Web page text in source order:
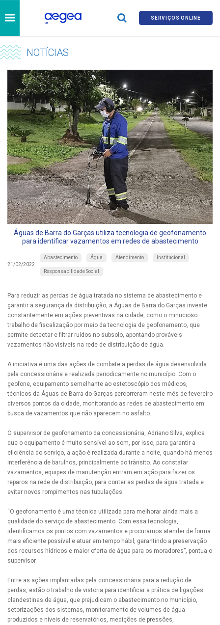
SERVIÇOS ONLINE
NOTÍCIAS
Águas de Barra do Garças utiliza tecnologia de geofonamento
para identificar vazamentos em redes de abastecimento
21/02/2022
Abastecimento Água Atendimento Institucional
Responsabilidade Social
Para reduzir as perdas de água tratada no sistema de abastecimento e
garantir a segurança da distribuição, a Águas de Barra do Garças investe
constantemente em ações preventivas na cidade, como o minucioso
trabalho de fiscalização por meio da tecnologia de geofonamento, que
permite detectar e filtrar ruídos no subsolo, apontando prováveis
vazamentos não visíveis na rede de distribuição de água.
A iniciativa é uma das ações de combate a perdas de água desenvolvida
pela concessionária e realizada periodicamente no município. Com o
geofone, equipamento semelhante ao estetoscópio dos médicos,
técnicos da Águas de Barra do Garças percorreram neste mês de fevereiro
diversos pontos da cidade, monitorando as redes de abastecimento em
busca de vazamentos que não aparecem no asfalto.
O supervisor de geofonamento da concessionária, Adriano Silva, explica
que o equipamento é muito sensível ao som, por isso, para garantir a
eficiência do serviço, a ação é realizada durante a noite, quando há menos
interferência de barulhos, principalmente do trânsito. Ao constatar
vazamentos, equipes de manutenção entram em ação para fazer os
reparos na rede de distribuição, para conter as perdas de água tratada e
evitar novos rompimentos nas tubulações.
“O geofonamento é uma técnica utilizada para melhorar ainda mais a
qualidade do serviço de abastecimento. Com essa tecnologia,
identificamos os pontos com vazamentos e procuramos atender de forma
mais eficiente possível e atuar em tempo hábil, garantindo a preservação
dos recursos hídricos e maior oferta de água para os moradores”, pontua o
supervisor.
Entre as ações implantadas pela concessionária para a redução de
perdas, estão o trabalho de vistoria para identificar a prática de ligações
clandestinas de água, que prejudicam o abastecimento no município,
setorizações dos sistemas, monitoramento de volumes de água
produzidos e níveis de reservatórios, medições de pressões,